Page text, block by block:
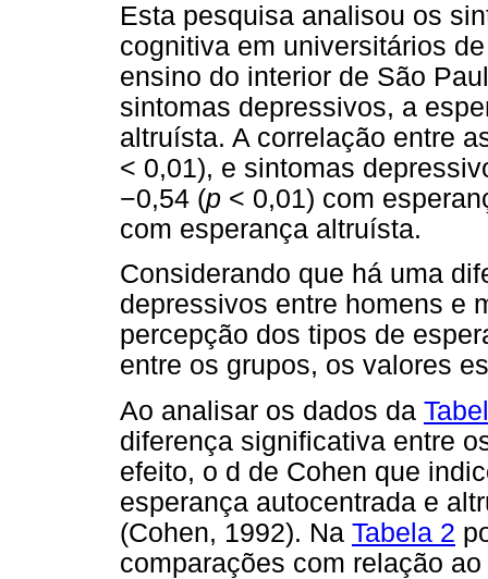
Esta pesquisa analisou os
cognitiva em universitários
ensino do interior de São
sintomas depressivos, a
altruísta. A correlação entre
< 0,01), e sintomas
−0,54 (p < 0,01) com
com esperança altruísta.
Considerando que há uma
depressivos entre homens e
percepção dos tipos de
entre os grupos, os valores
Ao analisar os dados da
diferença significativa entre
efeito, o d de Cohen que
esperança autocentrada e
(Cohen, 1992). Na Tabela 2
comparações com relação